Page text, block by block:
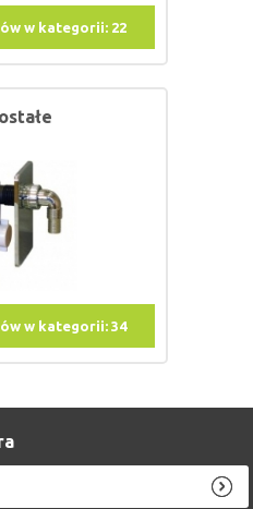
w kategorii: 22
w kategorii: 34